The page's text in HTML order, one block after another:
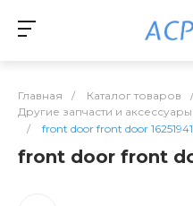
Главная / Каталог товаров
/
Другие запчасти и аксессуары
/
front door front door
front door front